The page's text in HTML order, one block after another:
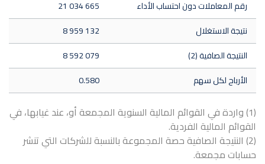
رقم المعاملات دون احتساب الأداء
21 034 665
نتيجة الاستغلال
8 959 132
النتيجة الصافية (2)
8 592 079
الأرباح لكل سهم
0.580
(1) واردة في القوائم المالية السنوية المجمعة أو، عند غيابها، في
القوائم المالية الفردية.
(2) النتيجة الصافية حصة المجموعة بالنسبة للشركات التي تنشر
حسابات مجمعة.